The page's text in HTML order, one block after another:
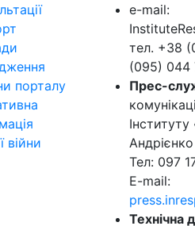
порталу
війни
e-mail:
тел. +38
(095) 044
Прес-
Інституту
Тел: 097
E-mail:
Технічна